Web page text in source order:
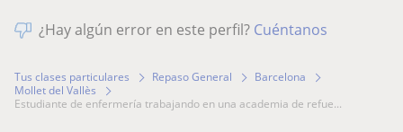
¿Hay algún error en este perfil? Cuéntanos
Tus clases particulares Repaso General
Barcelona
Mollet del Vallès
estudiante de enfermería trabajando en una academia de refue...